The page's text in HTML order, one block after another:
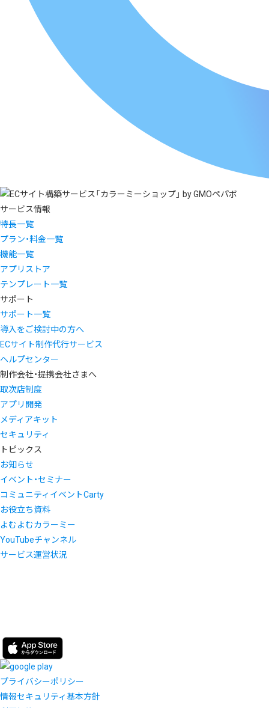
サービス情報
特長一覧
プラン・料金一覧
機能一覧
アプリストア
テンプレート一覧
サポート
サポート一覧
導入をご検討中の方へ
ECサイト制作代行サービス
ヘルプセンター
制作会社・提携会社さまへ
取次店制度
アプリ開発
メディアキット
セキュリティ
トピックス
お知らせ
イベント・セミナー
コミュニティイベントCarty
お役立ち資料
よむよむカラーミー
YouTubeチャンネル
サービス運営状況
プライバシーポリシー
情報セキュリティ基本方針